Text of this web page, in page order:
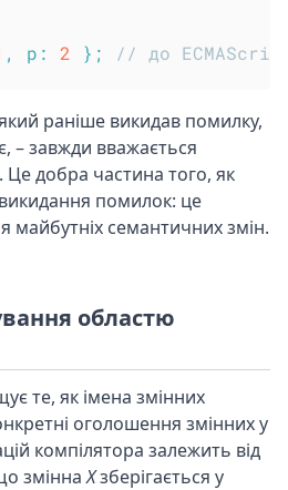
, p : 2 } ; // до
раніше викидав помилку,
– завжди вважається
добра частина того, як
помилок: це
майбутніх семантичних змін.
областю
те, як імена змінних
оголошення змінних у
компілятора залежить від
зміннаXзберігається у